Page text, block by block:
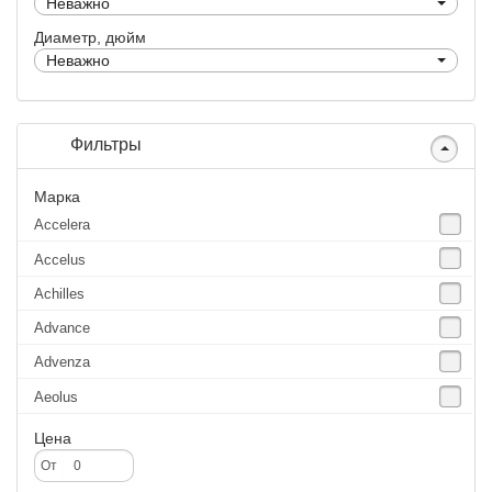
Диаметр, дюйм
Неважно
Фильтры
Марка
Accelera
Accelus
Achilles
Advance
Advenza
Aeolus
Agate
Agrica
Цена
От